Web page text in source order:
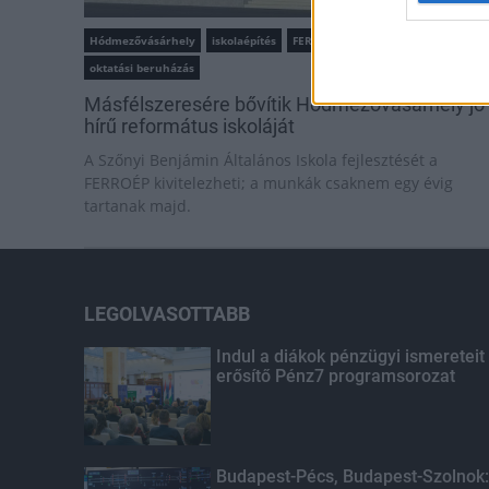
Hódmezővásárhely iskolaépítés
FERROÉP Zrt.
oktatási beruházás
Másfélszeresére bővítik Hódmezővásárhely jó
hírű református iskoláját
A Szőnyi Benjámin Általános Iskola fejlesztését a
FERROÉP kivitelezheti; a munkák csaknem egy évig
tartanak majd.
LEGOLVASOTTABB
Indul a diákok pénzügyi ismereteit
erősítő Pénz7 programsorozat
Budapest-Pécs, Budapest-Szolnok: